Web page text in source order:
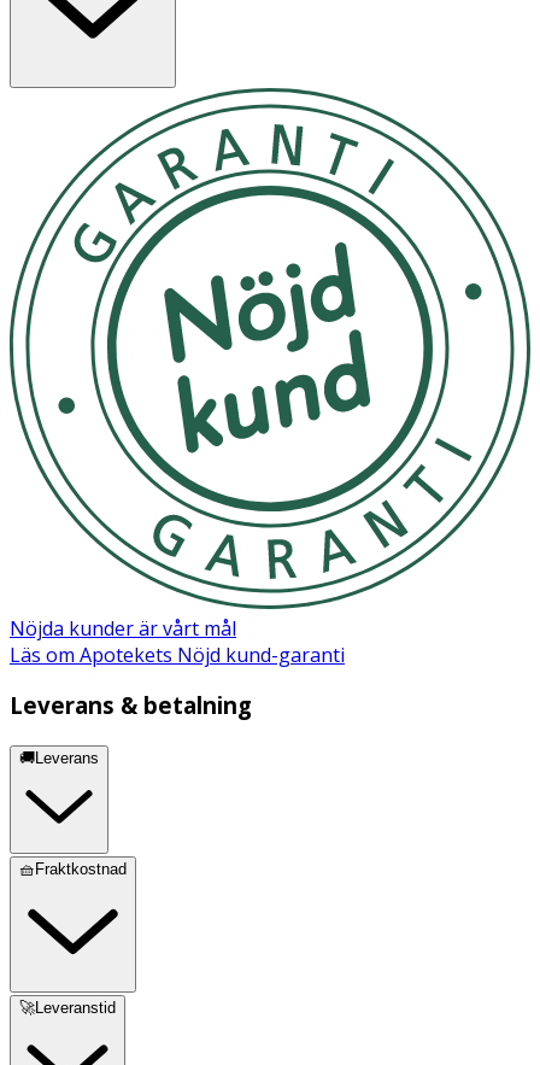
näringsrika oljor från avokado, macadamianöt och
havtorn som skyddar huden runt ögonen och får den att
Dr. Hauschka Daily Hydrating ögonkräm sjunker snabbt
in i huden och går utmärkt att använda under makeup.
Den är testad av ögonläkare och kan användas av dig
som använder kontaktlinser.
Användning
- Börja morgonen med att rengöra och tona huden.
- Fördela en liten mängd kräm på toppen av ringfingret
och dutta försiktigt i ögonområdet inifrån och ut.
Innehåll
Water (Aqua), Persea Gratissima (Avocado) Oil, Rosa
Damascena Flower Water, Glycerin, Alcohol, Ananas
Sativus (Pineapple) Fruit Extract, Althaea Officinalis Leaf
Extract, Beeswax (Cera Alba), Calendula Officinalis Flower
Extract, Arachis Hypogaea (Peanut) Oil, Hectorite, Prunus
Amygdalus Dulcis (Sweet Almond) Oil, Rosa Damascena
Flower Extract, Prunus Armeniaca (Apricot) Kernel Oil,
Lysolecithin, Simmondsia Chinensis (Jojoba) Seed Oil,
Macadamia Ternifolia Seed Oil, Mangifera Indica (Mango)
Seed Butter, Butyrospermum Parkii (Shea) Butter,
Hippophae Rhamnoides Fruit Oil, Chondrus Crispus
Extract, Glyceryl Stearate, Stearic Acid, Xanthan Gum,
Sodium Stearoyl Lactylate, Fragrance (Parfum)*,
Geraniol*. *from natural essential oils
Nöjda kunder är vårt mål
Läs om Apotekets Nöjd kund-garanti
Leverans & betalning
🚚Leverans
🧺Fraktkostnad
🚀Leveranstid